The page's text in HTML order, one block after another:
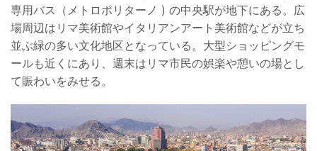
専用バス（メトロポリターノ ) の中央駅が地下にある。広
場周辺はリマ美術館やイタリアンアート美術館などが立ち
並ぶ緑の多い文化地区となっている。大型ショッピングモ
ールも近くにあり、週末はリマ市民の娯楽や憩いの場とし
て賑わいをみせる。